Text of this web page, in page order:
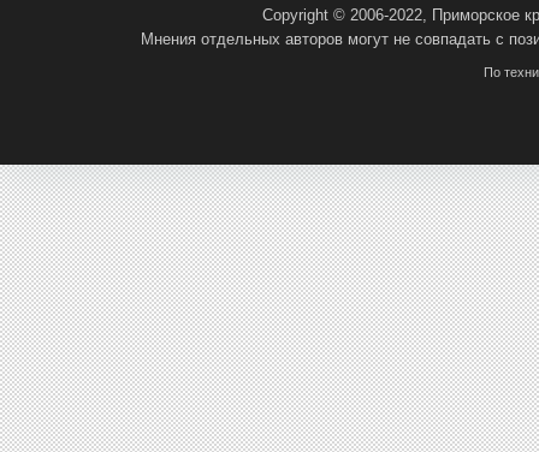
Copyright © 2006-2022, Приморское
Мнения отдельных авторов могут не совпадать с
По